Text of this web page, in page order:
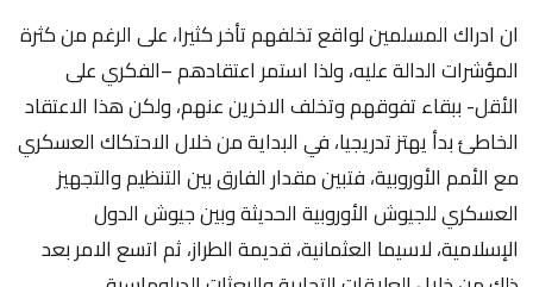
ان ادراك المسلمين لواقع تخلفهم تأخر كثيرا، على الرغم من كثرة
المؤشرات الدالة عليه، ولذا استمر اعتقادهم –الفكري على
الأقل- ببقاء تفوقهم وتخلف الاخرين عنهم، ولكن هذا الاعتقاد
الخاطئ بدأ يهتز تدريجيا، في البداية من خلال الاحتكاك العسكري
مع الأمم الأوروبية، فتبين مقدار الفارق بين التنظيم والتجهيز
العسكري للجيوش الأوروبية الحديثة وبين جيوش الدول
الإسلامية، لاسيما العثمانية، قديمة الطراز، ثم اتسع الامر بعد